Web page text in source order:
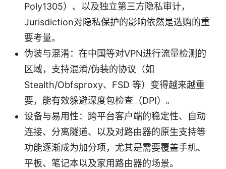
Poly1305）、以及独立第三方隐私审计，
Jurisdiction对隐私保护的影响依然是选购的重
要考量。
伪装与混淆：在中国等对VPN进行流量检测的
区域，支持混淆/伪装的协议（如
Stealth/Obfsproxy、FSD 等）变得越来越重
要，能有效躲避深度包检查（DPI）。
设备与易用性：跨平台客户端的稳定性、自动
连接、分离隧道、以及对路由器的原生支持等
功能逐渐成为加分项，尤其是需要覆盖手机、
平板、笔记本以及家用路由器的场景。